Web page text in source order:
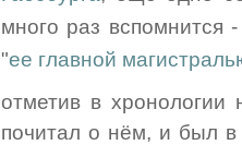
много раз вспомнится
"ее главной
отметив в хронологии
почитал о нём, и был в